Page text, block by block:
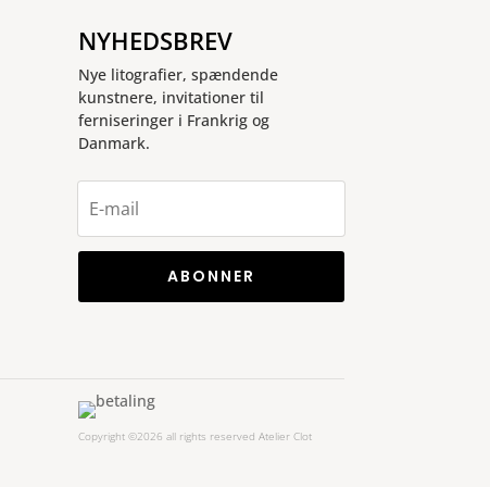
NYHEDSBREV
Nye litografier, spændende
kunstnere, invitationer til
ferniseringer i Frankrig og
Danmark.
ABONNER
Copyright ©2026 all rights reserved Atelier Clot